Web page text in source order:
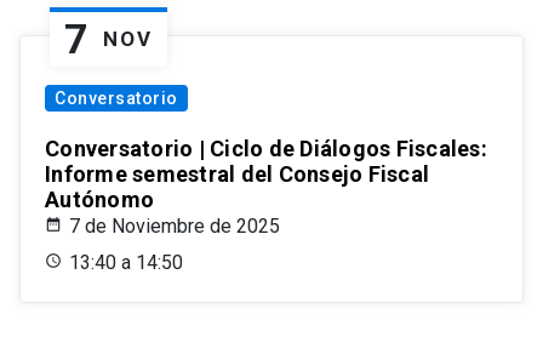
7 NOV
Conversatorio
Conversatorio | Ciclo de Diálogos Fiscales:
Informe semestral del Consejo Fiscal
Autónomo
7 de Noviembre de 2025
13:40 a 14:50